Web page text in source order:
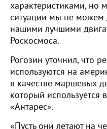
характеристиками, но
ситуации мы не можем
нашими лучшими
Роскосмоса.
Рогозин уточнил, что
используются на
в качестве маршевых
который используется
«Антарес».
«Пусть они летают на